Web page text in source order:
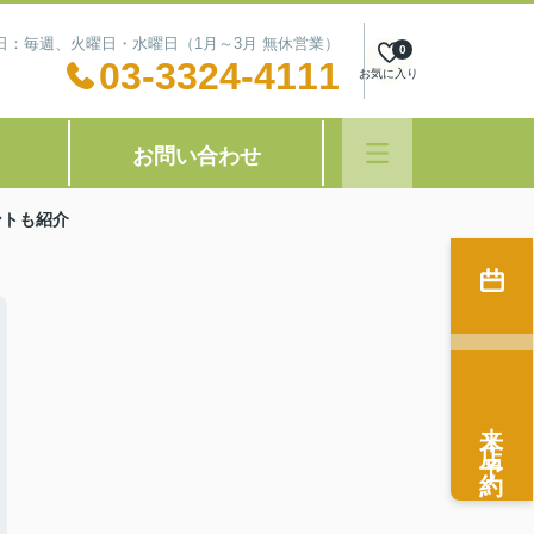
毎週、火曜日・水曜日（1月～3月 無休営業）
03-3324-4111 お気に入り
0
お問い合わせ
も紹介
来店予約